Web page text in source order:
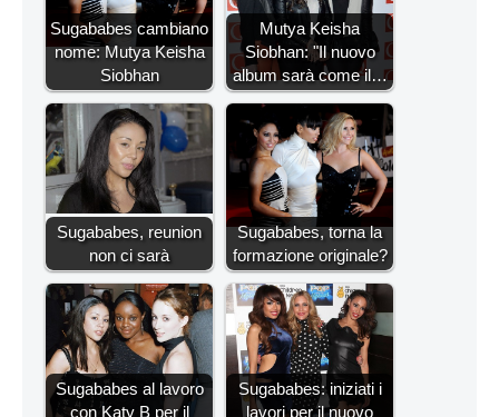
Sugababes cambiano
nome: Mutya Keisha
Siobhan
Mutya Keisha
Siobhan: "Il nuovo
album sarà come il…
Sugababes, reunion
non ci sarà
Sugababes, torna la
formazione originale?
Sugababes al lavoro
con Katy B per il
Sugababes: iniziati i
lavori per il nuovo